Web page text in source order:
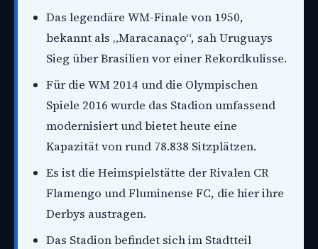
Das legendäre WM-Finale von 1950,
bekannt als „Maracanaço“, sah Uruguays
Sieg über Brasilien vor einer Rekordkulisse.
Für die WM 2014 und die Olympischen
Spiele 2016 wurde das Stadion umfassend
modernisiert und bietet heute eine
Kapazität von rund 78.838 Sitzplätzen.
Es ist die Heimspielstätte der Rivalen CR
Flamengo und Fluminense FC, die hier ihre
Derbys austragen.
Das Stadion befindet sich im Stadtteil